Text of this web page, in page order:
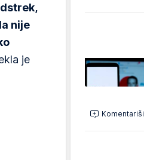
nije
je
Komentariši